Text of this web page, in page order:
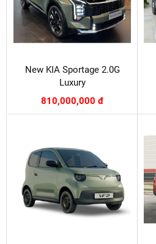
New KIA Sportage 2.0G
Luxury
810,000,000 đ